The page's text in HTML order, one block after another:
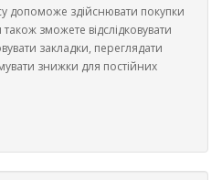
допоможе здійснювати покупки
зможете відслідковувати
закладки, переглядати
знижки для постійних